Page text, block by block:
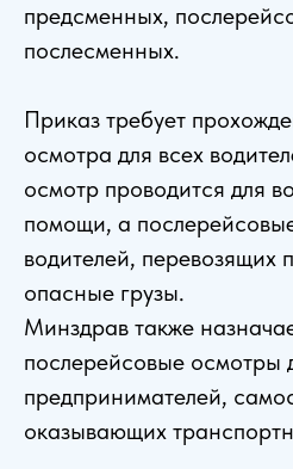
предсменных,
послесменных.
Приказ требует
осмотра для всех
осмотр проводится для
помощи, а
водителей, перевозящих
опасные грузы.
Минздрав также
послерейсовые осмотры
предпринимателей,
оказывающих